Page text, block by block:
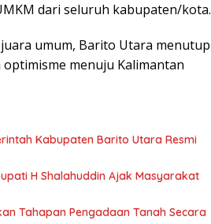
dari seluruh kabupaten/kota.
umum, Barito Utara menutup
menuju Kalimantan
Kabupaten Barito Utara Resmi
H Shalahuddin Ajak Masyarakat
Tahapan Pengadaan Tanah Secara